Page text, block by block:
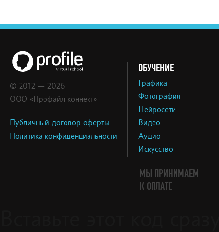
© 2012 — 2026
ООО «Профайл коннект»
Публичный договор оферты
Политика конфиденциальности
ОБУЧЕНИЕ
Графика
Фотография
Нейросети
Видео
Аудио
Искусство
МЫ ПРИНИМАЕМ
К ОПЛАТЕ